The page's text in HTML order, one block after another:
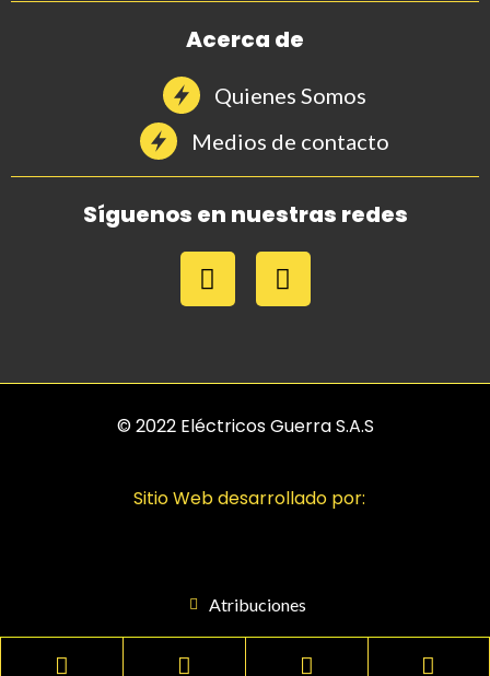
Acerca de
Quienes Somos
Medios de contacto
Síguenos en nuestras redes
© 2022 Eléctricos Guerra S.A.S
Sitio Web desarrollado por:
Atribuciones